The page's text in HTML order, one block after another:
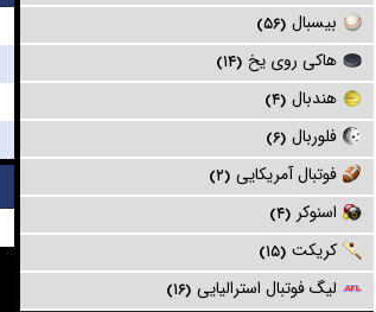
بیسبال (۵۶)
هاکی روی یخ (۱۴)
هندبال (۴)
فلوربال (۶)
فوتبال آمریکایی (۲)
اسنوکر (۴)
کریکت (۱۵)
لیگ فوتبال استرالیایی (۱۶)